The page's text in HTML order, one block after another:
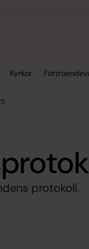
Kyrkor
protokoll.